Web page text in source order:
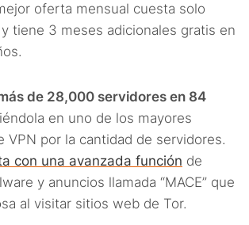
oferta mensual cuesta solo
tiene 3 meses adicionales gratis en
de 28,000 servidores en 84
en uno de los mayores
VPN por la cantidad de servidores.
con una avanzada función de
y anuncios llamada “MACE” que
al visitar sitios web de Tor.